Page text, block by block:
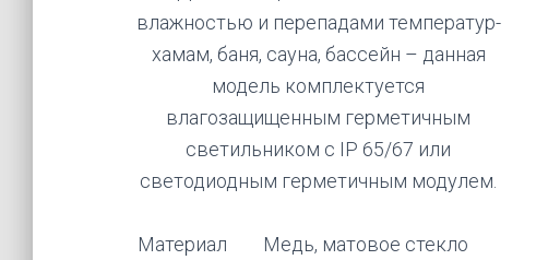
влажностью и перепадами температур-
хамам, баня, сауна, бассейн – данная
модель комплектуется
влагозащищенным герметичным
светильником с IP 65/67 или
светодиодным герметичным модулем.
Материал Медь, матовое стекло